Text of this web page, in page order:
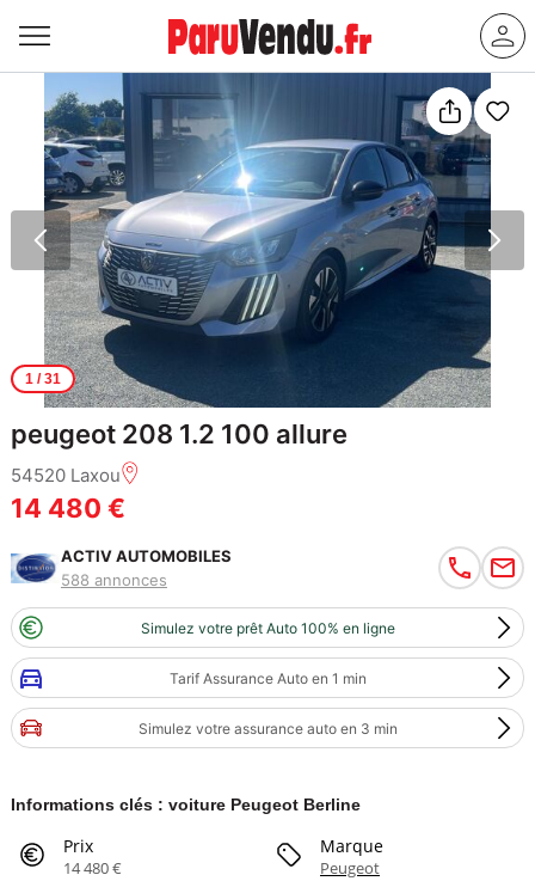
1/ 31
peugeot 208 1.2 100 allure
54520 Laxou
14 480 €
ACTIV AUTOMOBILES
588 annonces
Simulez votre prêt Auto 100% en ligne
Tarif Assurance Auto en 1 min
Simulez votre assurance auto en 3 min
Informations clés : voiture Peugeot Berline
Prix
14 480 €
Marque
Peugeot